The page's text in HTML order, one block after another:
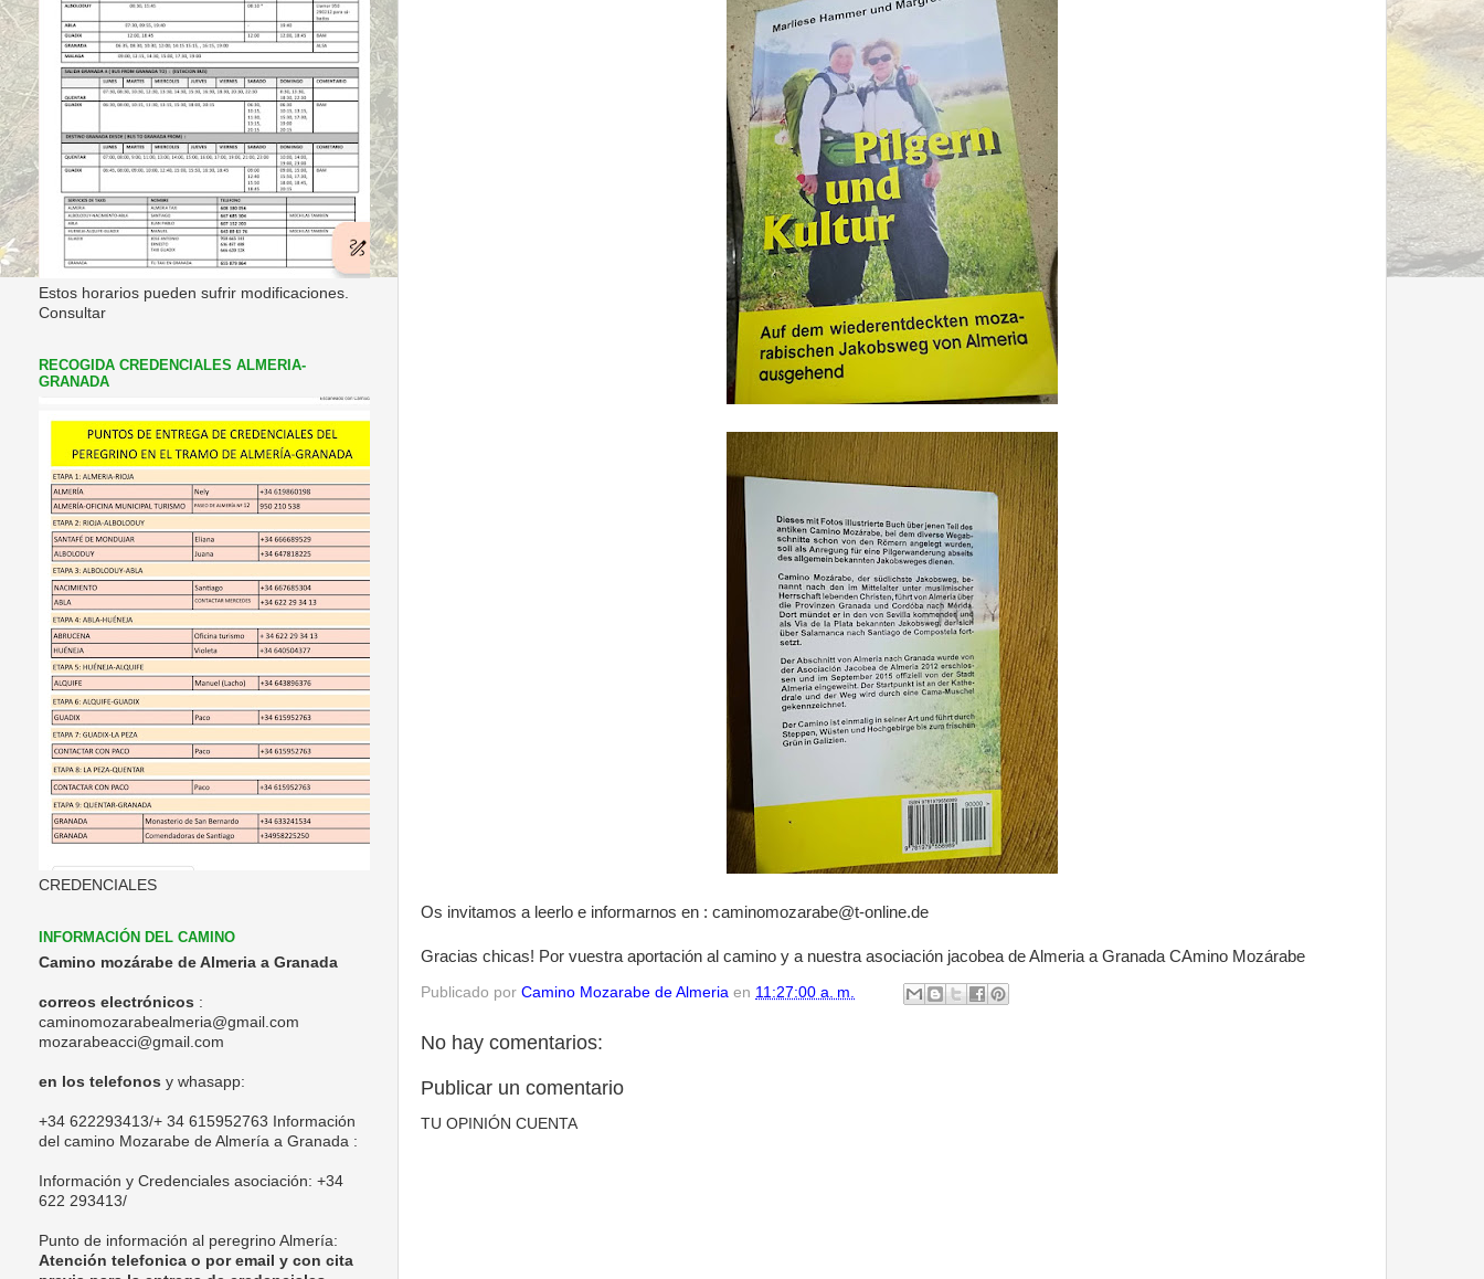
Os invitamos a leerlo e informarnos en : caminomozarabe@t-online.de
Gracias chicas! Por vuestra aportación al camino y a nuestra asociación jacobea de Almeria a Granada CAmino Mozárabe
Publicado por Camino Mozarabe de Almeria en 11:27:00 a. m.
No hay comentarios:
Publicar un comentario
TU OPINIÓN CUENTA
Estos horarios pueden sufrir modificaciones.
Consultar
RECOGIDA CREDENCIALES ALMERIA-
GRANADA
CREDENCIALES
INFORMACIÓN DEL CAMINO
Camino mozárabe de Almeria a Granada
correos electrónicos :
caminomozarabealmeria@gmail.com
mozarabeacci@gmail.com
en los telefonos y whasapp:
+34 622293413/+ 34 615952763 Información
del camino Mozarabe de Almería a Granada :
Información y Credenciales asociación: +34
622 293413/
Punto de información al peregrino Almería:
Atención telefonica o por email y con cita